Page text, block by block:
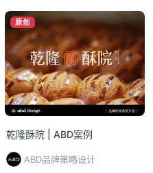
原创
乾隆酥院 | ABD案例
ABD品牌策略设计